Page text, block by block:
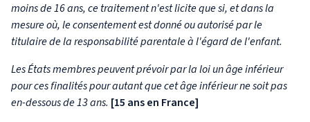
moins de 16 ans, ce traitement n'est licite que si, et dans la
mesure où, le consentement est donné ou autorisé par le
titulaire de la responsabilité parentale à l'égard de l'enfant.
Les États membres peuvent prévoir par la loi un âge inférieur
pour ces finalités pour autant que cet âge inférieur ne soit pas
en-dessous de 13 ans. [15 ans en France]